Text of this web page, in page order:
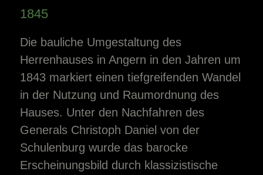
1845
Die bauliche Umgestaltung des
Herrenhauses in Angern in den Jahren um
1843 markiert einen tiefgreifenden Wandel
in der Nutzung und Raumordnung des
Hauses. Unter den Nachfahren des
Generals Christoph Daniel von der
Schulenburg wurde das barocke
Erscheinungsbild durch klassizistische